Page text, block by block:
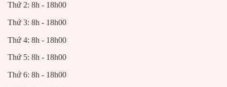
Thứ 2: 8h - 18h00
Thứ 3: 8h - 18h00
Thứ 4: 8h - 18h00
Thứ 5: 8h - 18h00
Thứ 6: 8h - 18h00